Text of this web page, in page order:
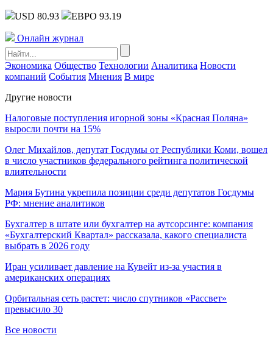
USD 80.93 ЕВРО 93.19
Онлайн журнал
Экономика Общество Технологии Аналитика Новости
компаний События Мнения В мире
Другие новости
Налоговые поступления игорной зоны «Красная Поляна»
выросли почти на 15%
Олег Михайлов, депутат Госдумы от Республики Коми, вошел
в число участников федерального рейтинга политической
влиятельности
Мария Бутина укрепила позиции среди депутатов Госдумы
РФ: мнение аналитиков
Бухгалтер в штате или бухгалтер на аутсорсинге: компания
«Бухгалтерский Квартал» рассказала, какого специалиста
выбрать в 2026 году
Иран усиливает давление на Кувейт из-за участия в
американских операциях
Орбитальная сеть растет: число спутников «Рассвет»
превысило 30
Все новости